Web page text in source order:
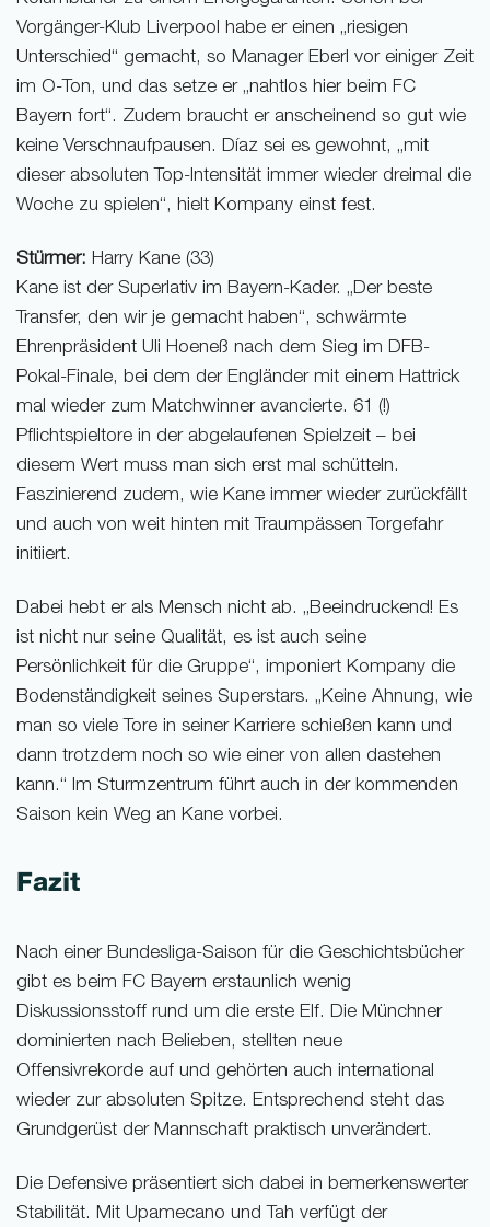
Vorgänger-Klub Liverpool habe er einen „riesigen
Unterschied“ gemacht, so Manager Eberl vor einiger Zeit
im O-Ton, und das setze er „nahtlos hier beim FC
Bayern fort“. Zudem braucht er anscheinend so gut wie
keine Verschnaufpausen. Díaz sei es gewohnt, „mit
dieser absoluten Top-Intensität immer wieder dreimal die
Woche zu spielen“, hielt Kompany einst fest.
Stürmer: Harry Kane (33)
Kane ist der Superlativ im Bayern-Kader. „Der beste
Transfer, den wir je gemacht haben“, schwärmte
Ehrenpräsident Uli Hoeneß nach dem Sieg im DFB-
Pokal-Finale, bei dem der Engländer mit einem Hattrick
mal wieder zum Matchwinner avancierte. 61 (!)
Pflichtspieltore in der abgelaufenen Spielzeit – bei
diesem Wert muss man sich erst mal schütteln.
Faszinierend zudem, wie Kane immer wieder zurückfällt
und auch von weit hinten mit Traumpässen Torgefahr
initiiert.
Dabei hebt er als Mensch nicht ab. „Beeindruckend! Es
ist nicht nur seine Qualität, es ist auch seine
Persönlichkeit für die Gruppe“, imponiert Kompany die
Bodenständigkeit seines Superstars. „Keine Ahnung, wie
man so viele Tore in seiner Karriere schießen kann und
dann trotzdem noch so wie einer von allen dastehen
kann.“ Im Sturmzentrum führt auch in der kommenden
Saison kein Weg an Kane vorbei.
Fazit
Nach einer Bundesliga-Saison für die Geschichtsbücher
gibt es beim FC Bayern erstaunlich wenig
Diskussionsstoff rund um die erste Elf. Die Münchner
dominierten nach Belieben, stellten neue
Offensivrekorde auf und gehörten auch international
wieder zur absoluten Spitze. Entsprechend steht das
Grundgerüst der Mannschaft praktisch unverändert.
Die Defensive präsentiert sich dabei in bemerkenswerter
Stabilität. Mit Upamecano und Tah verfügt der